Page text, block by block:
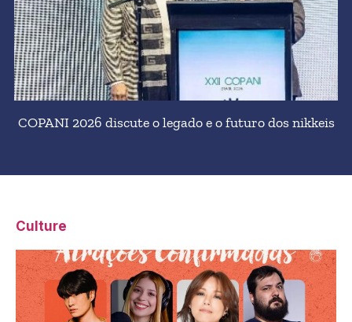
COPANI 2026 discute o legado e o futuro dos nikkeis
Culture